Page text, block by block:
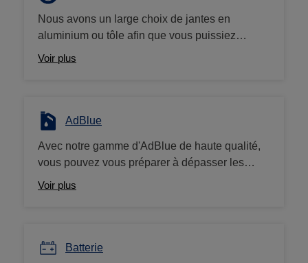
l'année. Vous trouvez moins cher ailleurs, on
vous rembourse la différence !
Nous avons un large choix de jantes en
aluminium ou tôle afin que vous puissiez
apporter la touche de personnalisation
Voir plus
AdBlue
Avec notre gamme d'AdBlue de haute qualité,
vous pouvez vous préparer à dépasser les
normes d'émission et à donner à votre véhicule
Voir plus
Batterie